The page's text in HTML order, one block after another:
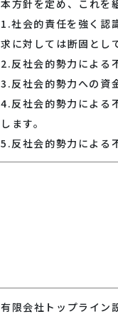
本方針を定め、これを
1.社会的責任を強く認
求に対しては断固とし
2.反社会的勢力による
3.反社会的勢力への資
4.反社会的勢力による
します。
5.反社会的勢力による
有限会社トップライン